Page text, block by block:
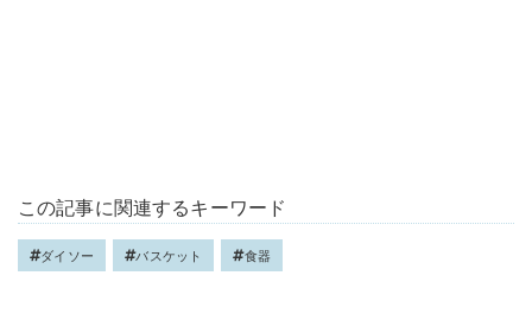
この記事に関連するキーワード
ダイソー バスケット 食器